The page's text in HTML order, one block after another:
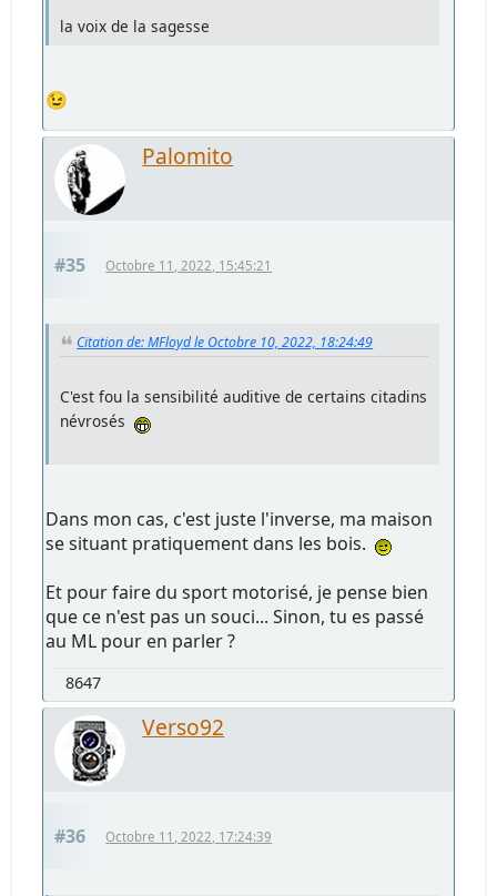
la voix de la sagesse
😉
Palomito
#35 Octobre 11, 2022, 15:45:21
Citation de: MFloyd le Octobre 10, 2022, 18:24:49
C'est fou la sensibilité auditive de certains citadins
névrosés
Dans mon cas, c'est juste l'inverse, ma maison
se situant pratiquement dans les bois.
Et pour faire du sport motorisé, je pense bien
que ce n'est pas un souci... Sinon, tu es passé
au ML pour en parler ?
8647
Verso92
#36 Octobre 11, 2022, 17:24:39